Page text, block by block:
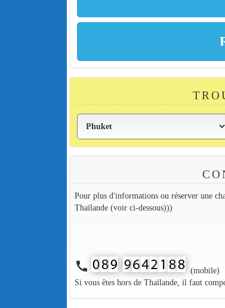
Pour plus d'informations ou réserver une
Thaïlande (voir ci-dessous)))
call
(mobile)
Si vous êtes hors de Thaïlande, il faut